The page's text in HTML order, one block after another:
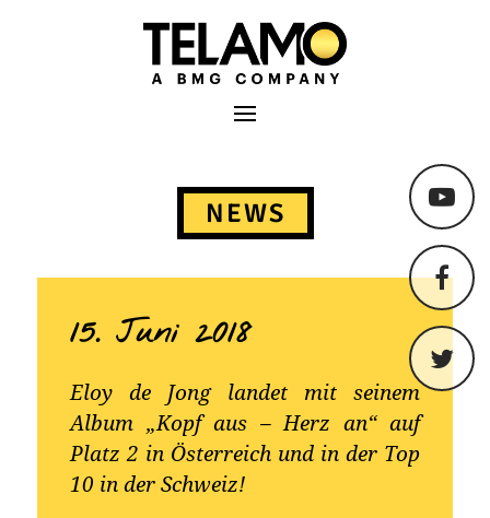
TELAMO
Primäres Menü
NEWS
15. Juni 2018
Eloy de Jong landet mit seinem
Album „Kopf aus – Herz an“ auf
Platz 2 in Österreich und in der Top
10 in der Schweiz!